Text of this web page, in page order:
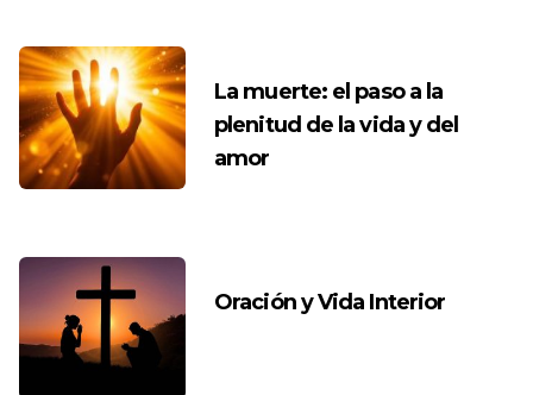
La muerte: el paso a la
plenitud de la vida y del
amor
Oración y Vida Interior